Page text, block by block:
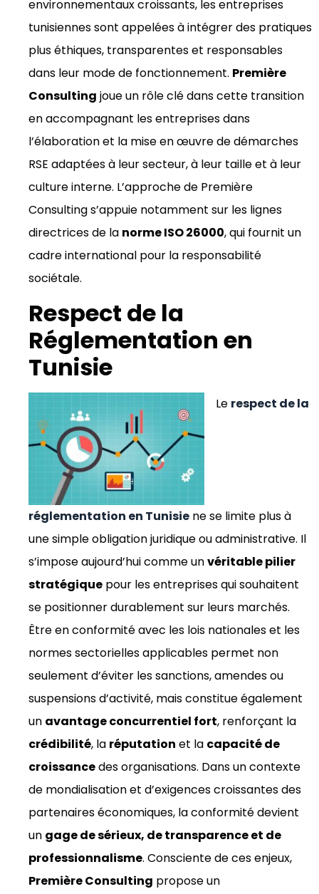
environnementaux croissants, les entreprises
tunisiennes sont appelées à intégrer des pratiques
plus éthiques, transparentes et responsables
dans leur mode de fonctionnement. Première
Consulting joue un rôle clé dans cette transition
en accompagnant les entreprises dans
l’élaboration et la mise en œuvre de démarches
RSE adaptées à leur secteur, à leur taille et à leur
culture interne. L’approche de Première
Consulting s’appuie notamment sur les lignes
directrices de la norme ISO 26000, qui fournit un
cadre international pour la responsabilité
sociétale.
Respect de la
Réglementation en
Tunisie
Le respect de la
réglementation en Tunisie ne se limite plus à
une simple obligation juridique ou administrative. Il
s’impose aujourd’hui comme unvéritable pilier
stratégique pour les entreprises qui souhaitent
se positionner durablement sur leurs marchés.
Être en conformité avec les lois nationales et les
normes sectorielles applicables permet non
seulement d’éviter les sanctions, amendes ou
suspensions d’activité, mais constitue également
un avantage concurrentiel fort, renforçant la
crédibilité, la réputation et la capacité de
croissancedes organisations. Dans un contexte
de mondialisation et d’exigences croissantes des
partenaires économiques, la conformité devient
un gage de sérieux, de transparence et de
professionnalisme. Consciente de ces enjeux,
Première Consulting propose un